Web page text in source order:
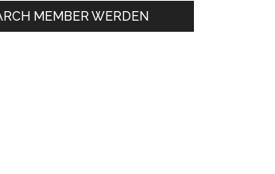
MEMBER WERDEN